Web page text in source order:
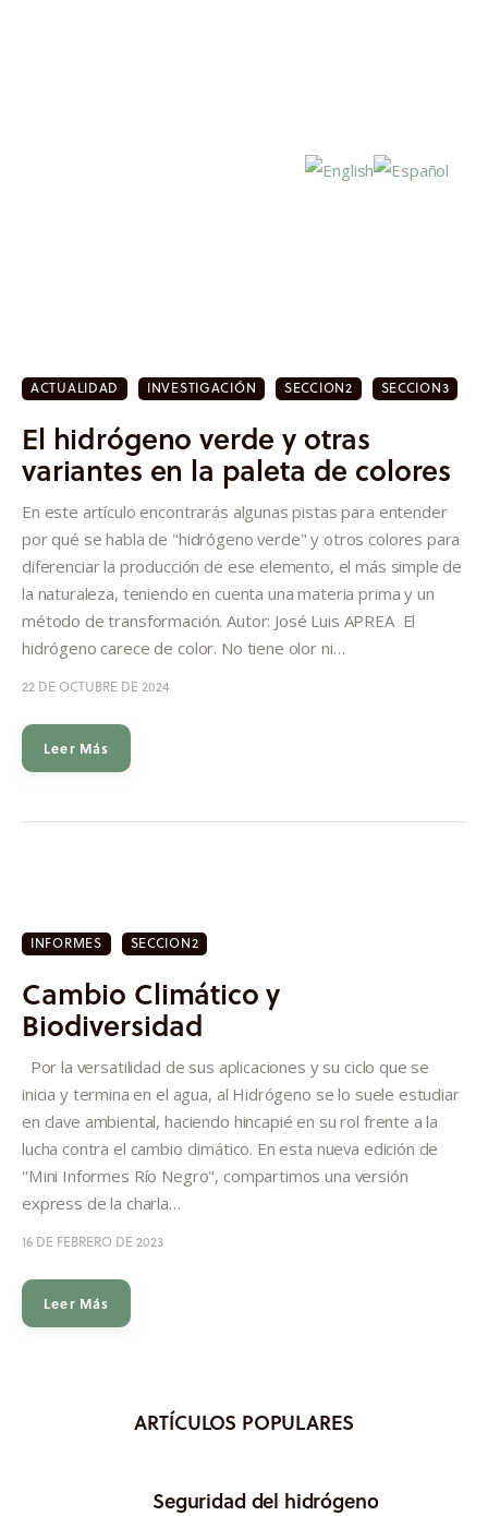
Investigación
Proyectos
Informes
Quiénes somos
ACTUALIDAD INVESTIGACIÓN SECCION2 SECCION3
El hidrógeno verde y otras
variantes en la paleta de colores
En este artículo encontrarás algunas pistas para entender
por qué se habla de "hidrógeno verde" y otros colores para
diferenciar la producción de ese elemento, el más simple de
la naturaleza, teniendo en cuenta una materia prima y un
método de transformación. Autor: José Luis APREA El
hidrógeno carece de color. No tiene olor ni…
22 DE OCTUBRE DE 2024
Leer Más
INFORMES SECCION2
Cambio Climático y
Biodiversidad
Por la versatilidad de sus aplicaciones y su ciclo que se
inicia y termina en el agua, al Hidrógeno se lo suele estudiar
en clave ambiental, haciendo hincapié en su rol frente a la
lucha contra el cambio climático. En esta nueva edición de
"Mini Informes Río Negro", compartimos una versión
express de la charla…
16 DE FEBRERO DE 2023
Leer Más
ARTÍCULOS POPULARES
Seguridad del hidrógeno